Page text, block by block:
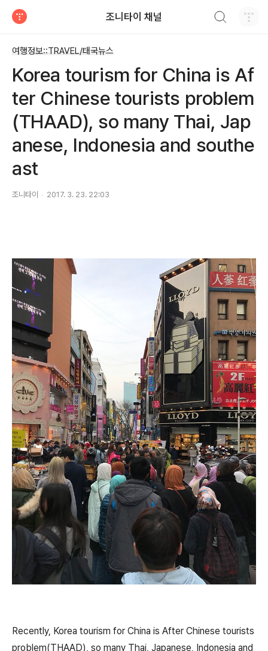
조니타이 채널
여행정보::TRAVEL/태국뉴스
Korea tourism for China is Af
ter Chinese tourists problem
(THAAD), so many Thai, Jap
anese, Indonesia and southe
ast
조니타이 2017. 3. 23. 22:03
Recently, Korea tourism for China is After Chinese tourists
problem(THAAD), so many Thai, Japanese, Indonesia and